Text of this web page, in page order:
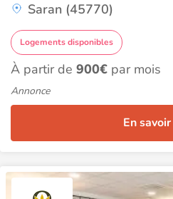
Saran (45770)
Logements disponibles
À partir de 900€ par mois
Annonce
En